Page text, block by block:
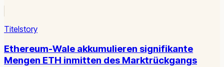
Titelstory
Ethereum-Wale akkumulieren signifikante
Mengen ETH inmitten des Marktrückgangs